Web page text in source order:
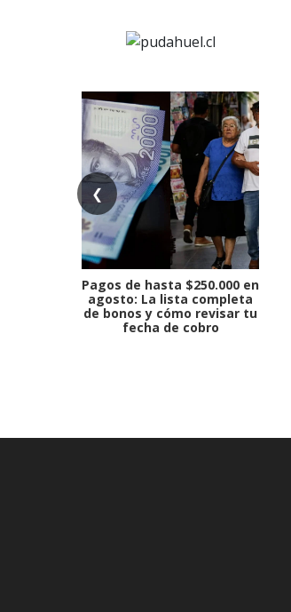
❮
Pagos de hasta $250.000 en
agosto: La lista completa
de bonos y cómo revisar tu
fecha de cobro